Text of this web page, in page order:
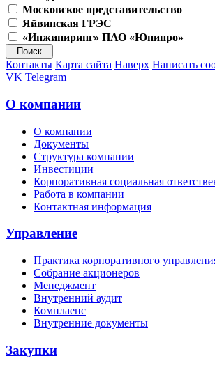
Московское представительство
Яйвинская ГРЭС
«Инжиниринг» ПАО «Юнипро»
Контакты Карта сайта Наверх Написать
VK Telegram
О компании
О компании
Документы
Структура компании
Инвестиции
Корпоративная социальная
Работа в компании
Контактная информация
Управление
Практика корпоративного
Собрание акционеров
Менеджмент
Внутренний аудит
Комплаенс
Внутренние документы
Закупки